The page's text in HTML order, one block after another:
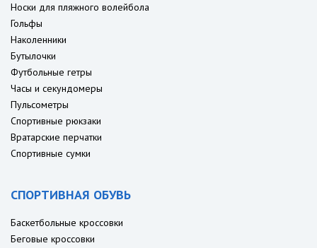
Носки для пляжного волейбола
Гольфы
Наколенники
Бутылочки
Футбольные гетры
Часы и секундомеры
Пульсометры
Спортивные рюкзаки
Вратарские перчатки
Спортивные сумки
СПОРТИВНАЯ ОБУВЬ
Баскетбольные кроссовки
Беговые кроссовки